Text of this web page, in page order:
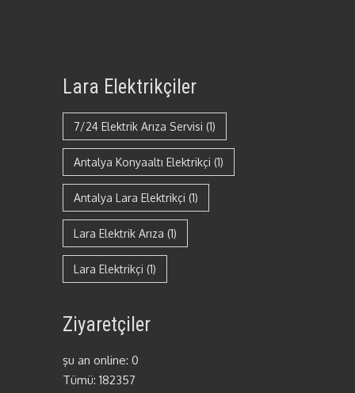
Lara Elektrikçiler
7/24 Elektrik Arıza Servisi (1)
Antalya Konyaaltı Elektrikçi (1)
Antalya Lara Elektrikçi (1)
Lara Elektrik Arıza (1)
Lara Elektrikçi (1)
Ziyaretçiler
şu an online: 0
Tümü: 182357